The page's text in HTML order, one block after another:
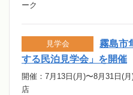
ーク
霧島市
する民泊見学会」を開催
開催：7月13日(月)〜8月31日(
店
見学会